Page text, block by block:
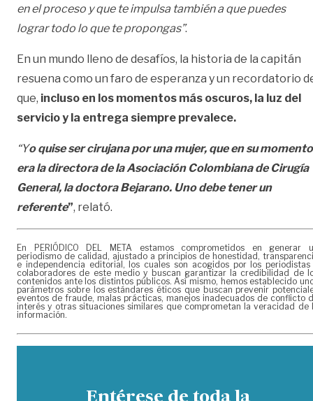
en el proceso y que te impulsa también a que puedes
lograr todo lo que te propongas”.
En un mundo lleno de desafíos, la historia de la capitán
resuena como un faro de esperanza y un recordatorio
que, incluso en los momentos más oscuros, la luz del
servicio y la entrega siempre prevalece.
“Yo quise ser cirujana por una mujer, que en su momento
era la directora de la Asociación Colombiana de Cirugía
General, la doctora Bejarano. Uno debe tener un
referente”, relató.
En PERIÓDICO DEL META estamos comprometidos en generar
periodismo de calidad, ajustado a principios de honestidad,
e independencia editorial, los cuales son acogidos por los periodistas
colaboradores de este medio y buscan garantizar la credibilidad de
contenidos ante los distintos públicos. Así mismo, hemos establecido
parámetros sobre los estándares éticos que buscan prevenir
eventos de fraude, malas prácticas, manejos inadecuados de conflicto
interés y otras situaciones similares que comprometan la veracidad de
información.